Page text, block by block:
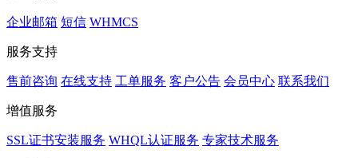
企业邮箱 短信 WHMCS
服务支持
售前咨询 在线支持 工单服务 客户公告 会员中心 联系我们
增值服务
SSL证书安装服务 WHQL认证服务 专家技术服务